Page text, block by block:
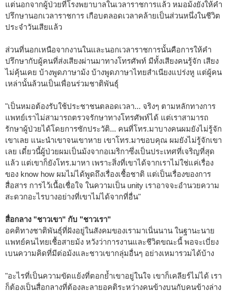
แต่นอกจากผู้ป่วยที่โรงพยาบาลในเวลาราชการแล้ว หมอม้งยังให้คำ
ปรึกษานอกเวลาราชการ เกือบตลอดเวลาคล้ายเป็นส่วนหนึ่งในชีวิต
ประจำวันเสียแล้ว
ส่วนที่นอกเหนือจากงานในและนอกเวลาราชการนั้นคือการให้คำ
ปรึกษากับผู้คนที่ส่งเสียงผ่านมาทางโทรศัพท์ มีทั้งเสียงคนรู้จัก เสียง
ไม่คุ้นเคย บ้างพูดภาษาม้ง บ้างพูดภาษาไทยสำเนียงแปร่งหู แต่ผู้คน
เหล่านั้นล้วนเป็นเพื่อนร่วมชาติพันธุ์
"เป็นหมอต้องรับใช้ประชาชนตลอดเวลา... จริงๆ ตามหลักทางการ
แพทย์เราไม่สามารถตรวจรักษาทางโทรศัพท์ได้ แต่เราสามารถ
รักษาผู้ป่วยได้โดยการซักประวัติ... คนที่โทร.มาบางคนผมยังไม่รู้จัก
เขาเลย แนะนำเขาจนเขาหาย เขาโทร.มาขอบคุณ ผมยังไม่รู้จักเขา
เลย เดี๋ยวนี้ผู้ป่วยผมเป็นม้งจากอเมริกาซึ่งเป็นประเทศที่เจริญที่สุด
แล้ว แต่เขาก็ยังโทร.มาหา เพราะสิ่งที่เขาได้จากเราไม่ใช่แค่เรื่อง
ของ know how ผมไม่ได้พูดถึงเรื่องเชื้อชาติ แต่เป็นเรื่องของการ
สื่อสาร การไว้เนื้อเชื่อใจ ในความเป็น unity เราอาจจะอำนวยความ
สะดวกอะไรบางอย่างที่เขาไม่ได้จากที่อื่น"
สื่อกลาง "ชาวเขา" กับ "ชาวเรา"
อคติทางชาติพันธุ์ที่ฝังอยู่ในสังคมของเรามาเนิ่นนาน ในฐานะนาย
แพทย์คนไทยเชื้อสายม้ง หวังว่าการงานและชีวิตขณะนี้ พอจะเบี่ยง
เบนความคิดที่มีต่อม้งและชาวเขากลุ่มอื่นๆ อย่างเหมารวมได้บ้าง
"อะไรที่เป็นความขัดแย้งที่ตอกย้ำเขาอยู่ในใจ เขาก็เคลียร์ไม่ได้ เรา
ก็ต้องเป็นสื่อกลางที่ต้องละลายอคติระหว่างคนข้างบนกับคนข้างล่าง